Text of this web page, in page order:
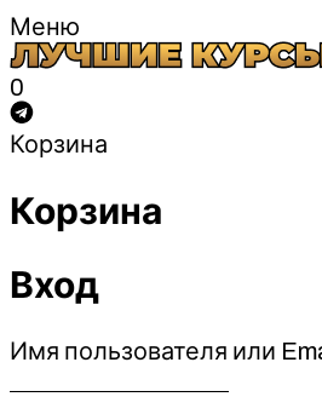
Меню
0
Корзина
Корзина
Вход
Имя пользователя или